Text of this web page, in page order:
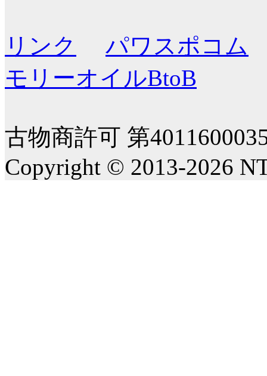
リンク
パワスポコム
モリーオイルBtoB
古物商許可 第
Copyright © 2013-2026